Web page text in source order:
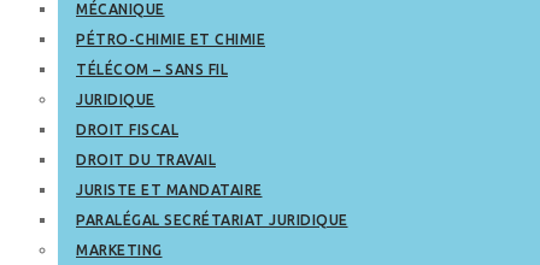
MÉCANIQUE
PÉTRO-CHIMIE ET CHIMIE
TÉLÉCOM – SANS FIL
JURIDIQUE
DROIT FISCAL
DROIT DU TRAVAIL
JURISTE ET MANDATAIRE
PARALÉGAL SECRÉTARIAT JURIDIQUE
MARKETING